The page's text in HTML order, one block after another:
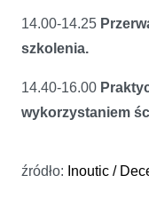
14.00-14.25
szkolenia.
14.40-16.00
wykorzystaniem
źródło: Inoutic /